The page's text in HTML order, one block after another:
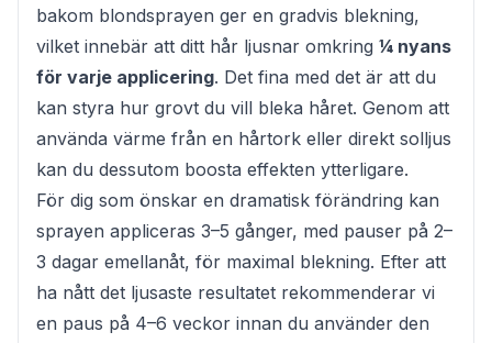
bakom blondsprayen ger en gradvis blekning,
vilket innebär att ditt hår ljusnar omkring ¼ nyans
för varje applicering. Det fina med det är att du
kan styra hur grovt du vill bleka håret. Genom att
använda värme från en hårtork eller direkt solljus
kan du dessutom boosta effekten ytterligare.
För dig som önskar en dramatisk förändring kan
sprayen appliceras 3–5 gånger, med pauser på 2–
3 dagar emellanåt, för maximal blekning. Efter att
ha nått det ljusaste resultatet rekommenderar vi
en paus på 4–6 veckor innan du använder den